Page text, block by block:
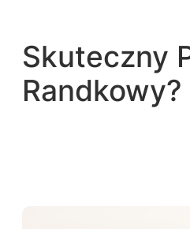
treści
Skuteczny
Randkowy?